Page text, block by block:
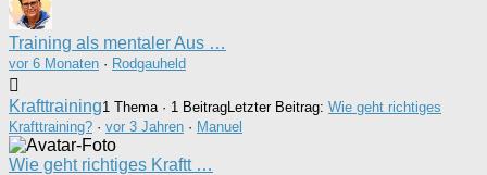
Training als mentaler Aus …
vor 6 Monaten · Rodgauheld
Krafttraining1 Thema · 1 BeitragLetzter Beitrag: Wie geht richtiges
Krafttraining? · vor 3 Jahren · Manuel
Wie geht richtiges Kraftt …